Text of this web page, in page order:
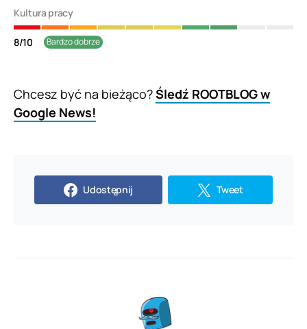
Kultura pracy
8/10 Bardzo dobrze
Chcesz być na bieżąco?Śledź ROOTBLOG w
Google News!
Udostępnij Tweet